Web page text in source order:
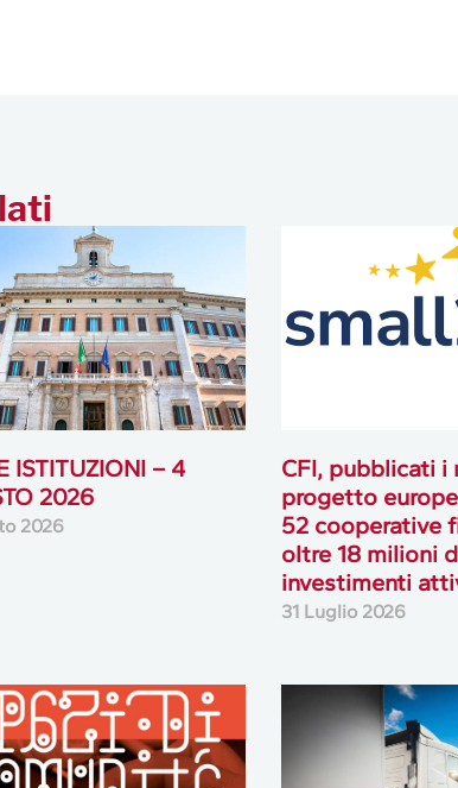
ISTITUZIONI – 4
2026
2026
CFI, pubblicati i
progetto
52 cooperative
oltre 18 milioni
investimenti
31 Luglio 2026